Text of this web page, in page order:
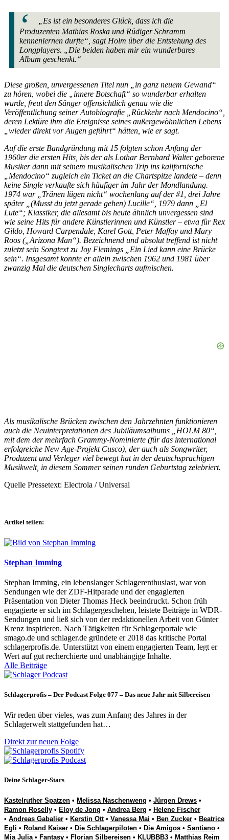
„Es ist ein besonderes Glück, dass ich die
Produzenten Mathias Roska und Rüdiger Schramm
kennenlernen durfte“, sagt Holm über die Entstehung des
Longplayers. „Die beiden haben mir ein wunderbares
Album geschenkt.“
Diese großen, unvergessenen Titel nun „in ganz neuem Gewand“
zu hören, wobei die „innere Botschaft“ so wunderbar erhalten
wurde, freut den Sänger offensichtlich genau wie die
Veröffentlichung seiner Autobiografie „Rückkehr nach Mendocino“,
deren Lektüre ihm die Ereignisse seines außergewöhnlichen Lebens
„wieder direkt vor Augen geführt“ hätten, wie er sagt.
Auf die erste Bandgründung mit 15 folgten schon Anfang der
1960er die ersten Hits, bis der als Lothar Bernhard Walter geborene
Musiker dann mit seinem musikalischen Trip ins kalifornische
„Mendocino“ zugleich ein Ticket an die Chartspitze landete – denn
keine Single verkaufte sich häufiger im Jahr der Mondlandung.
1974 war „Tränen lügen nicht“ wochenlang auf der #1, drei Jahre
später „(Musst du jetzt gerade gehen) Lucille“, 1979 dann „El
Lute“; Klassiker, die allesamt bis heute ähnlich unvergessen sind
wie seine Hits für andere Künstlerinnen und Künstler – etwa für Rex
Gildo, Howard Carpendale, Karel Gott, Peter Maffay und Mary
Roos („Arizona Man“). Bezeichnend und absolut treffend ist nicht
zuletzt sein Songtext zu Joy Flemings „Ein Lied kann eine Brücke
sein“. Insgesamt konnte er allein zwischen 1962 und 1981 über
zwanzig Mal die deutschen Singlecharts aufmischen.
Als musikalische Brücken zwischen den Jahrzehnten funktionieren
auch die Neuinterpretationen des Jubiläumsalbums „HOLM 80“,
mit dem der mehrfach Grammy-Nominierte (für das international
erfolgreiche New Age-Projekt Cusco), der auch als Songwriter,
Produzent und Verleger viel bewegt hat in der deutschsprachigen
Musikwelt, in diesem Sommer seinen runden Geburtstag zelebriert.
Quelle Pressetext: Electrola / Universal
Artikel teilen:
Stephan Imming
Stephan Imming, ein lebenslanger Schlagerenthusiast, war von
Sendungen wie der ZDF-Hitparade und der engagierten
Präsentation von Dieter Thomas Heck beeindruckt. Schon früh
engagierte er sich im Schlagergeschehen, leistete Beiträge in WDR-
Sendungen und ließ sich von der redaktionellen Arbeit von Günter
Krenz inspirieren. Nach Tätigkeiten für Schlagerportale wie
smago.de und schlager.de gründete er 2018 das kritische Portal
schlagerprofis.de. Unterstützt von einem engagierten Team, legt er
Wert auf gut recherchierte und unabhängige Inhalte.
Alle Beiträge
Schlagerprofis – Der Podcast Folge 077 – Das neue Jahr mit Silbereisen
Wir reden über vieles, was zum Anfang des Jahres in der
Schlagerwelt stattgefunden hat…
Direkt zur neuen Folge
Deine Schlager-Stars
Kastelruther Spatzen • Melissa Naschenweng • Jürgen Drews •
Ramon Roselly • Eloy de Jong • Andrea Berg • Helene Fischer
• Andreas Gabalier • Kerstin Ott• Vanessa Mai • Ben Zucker • Beatrice
Egli • Roland Kaiser • Die Schlagerpiloten • Die Amigos • Santiano •
Mia Julia • Fantasy • Florian Silbereisen • KLUBBB3 • Matthias Reim